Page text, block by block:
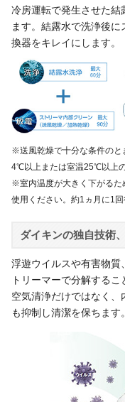
冷房運転で発生させた結
ます。結露水で洗浄後
換器をキレイにします。
※送風乾燥で十分な条件のと
4℃以上または室温25℃以上の
※室内温度が大きく下がるた
使用ください。約1ヵ月に1回
ダイキンの独自技術
浮遊ウイルスや有害物質
トリーマーで分解するこ
空気清浄だけではなく
も抑制し清潔を保ちます。